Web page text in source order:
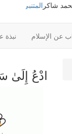
المتنبي=> أ. محمود
عن الإسلام
ادْعُ إِلَىٰ